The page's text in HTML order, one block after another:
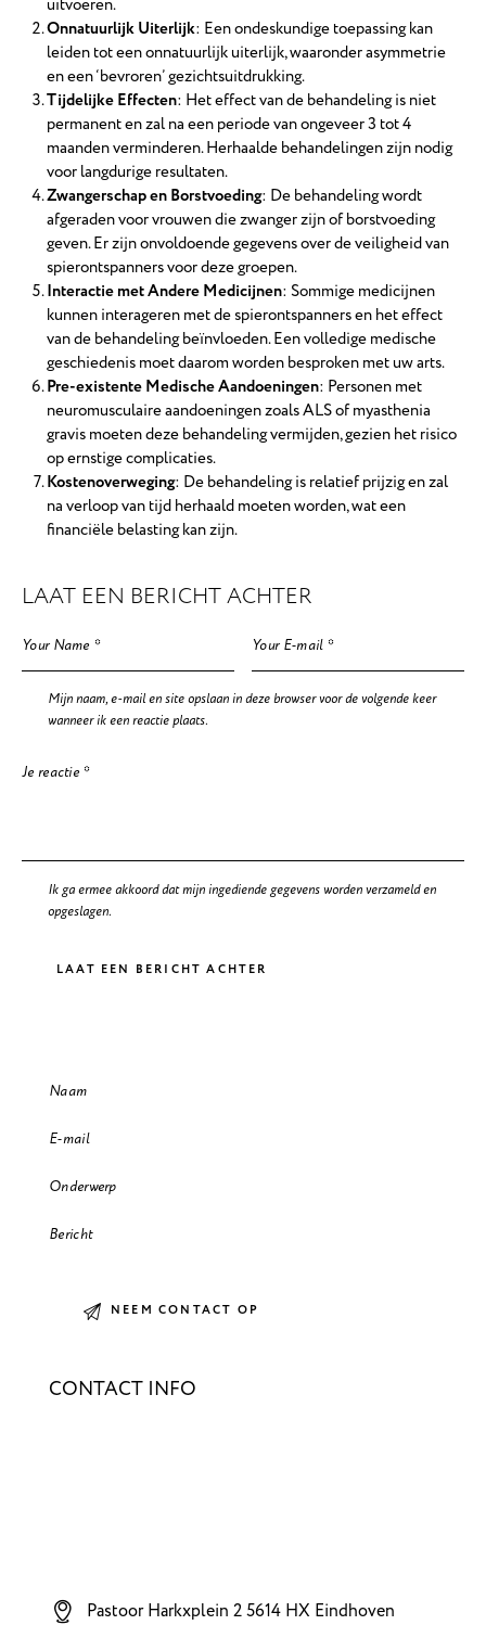
uitvoeren.
Onnatuurlijk Uiterlijk: Een ondeskundige toepassing kan
leiden tot een onnatuurlijk uiterlijk, waaronder asymmetrie
en een ‘bevroren’ gezichtsuitdrukking.
Tijdelijke Effecten: Het effect van de behandeling is niet
permanent en zal na een periode van ongeveer 3 tot 4
maanden verminderen. Herhaalde behandelingen zijn nodig
voor langdurige resultaten.
Zwangerschap en Borstvoeding: De behandeling wordt
afgeraden voor vrouwen die zwanger zijn of borstvoeding
geven. Er zijn onvoldoende gegevens over de veiligheid van
spierontspanners voor deze groepen.
Interactie met Andere Medicijnen: Sommige medicijnen
kunnen interageren met de spierontspanners en het effect
van de behandeling beïnvloeden. Een volledige medische
geschiedenis moet daarom worden besproken met uw arts.
Pre-existente Medische Aandoeningen: Personen met
neuromusculaire aandoeningen zoals ALS of myasthenia
gravis moeten deze behandeling vermijden, gezien het risico
op ernstige complicaties.
Kostenoverweging: De behandeling is relatief prijzig en zal
na verloop van tijd herhaald moeten worden, wat een
financiële belasting kan zijn.
LAAT EEN BERICHT ACHTER
Mijn naam, e-mail en site opslaan in deze browser voor de volgende keer
wanneer ik een reactie plaats.
Ik ga ermee akkoord dat mijn ingediende gegevens worden verzameld en
opgeslagen.
CONTACT INFO
Pastoor Harkxplein 2 5614 HX Eindhoven